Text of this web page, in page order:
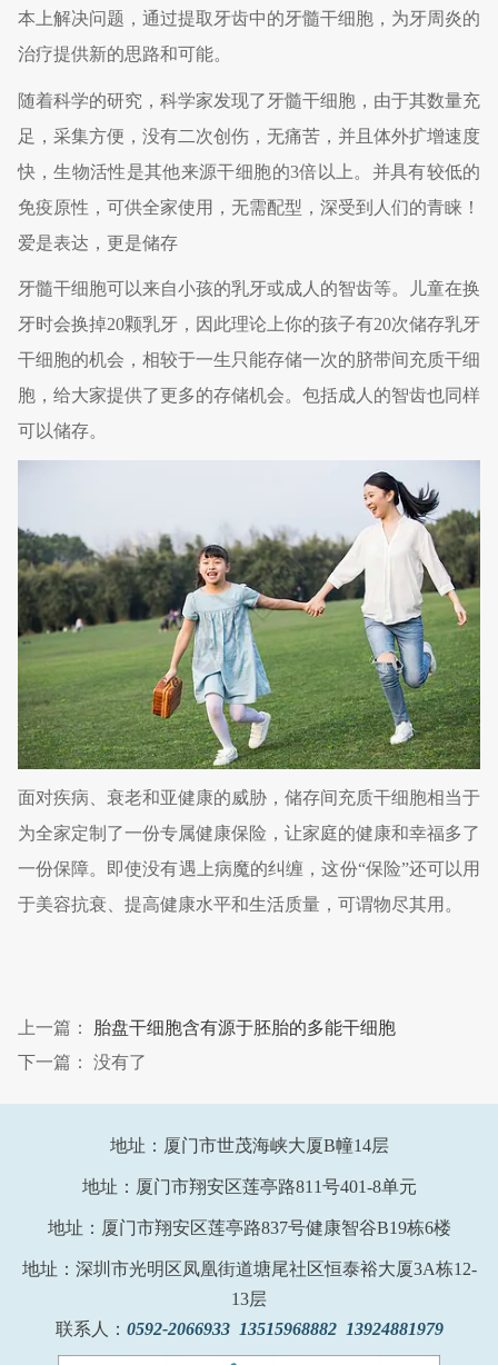
本上解决问题，通过提取牙齿中的牙髓干细胞，为牙周炎的
治疗提供新的思路和可能。
随着科学的研究，科学家发现了牙髓干细胞，由于其数量充
足，采集方便，没有二次创伤，无痛苦，并且体外扩增速度
快，生物活性是其他来源干细胞的3倍以上。并具有较低的
免疫原性，可供全家使用，无需配型，深受到人们的青睐！
爱是表达，更是储存
牙髓干细胞可以来自小孩的乳牙或成人的智齿等。儿童在换
牙时会换掉20颗乳牙，因此理论上你的孩子有20次储存乳牙
干细胞的机会，相较于一生只能存储一次的脐带间充质干细
胞，给大家提供了更多的存储机会。包括成人的智齿也同样
可以储存。
面对疾病、衰老和亚健康的威胁，储存间充质干细胞相当于
为全家定制了一份专属健康保险，让家庭的健康和幸福多了
一份保障。即使没有遇上病魔的纠缠，这份“保险”还可以用
于美容抗衰、提高健康水平和生活质量，可谓物尽其用。
上一篇： 胎盘干细胞含有源于胚胎的多能干细胞
下一篇： 没有了
地址：厦门市世茂海峡大厦B幢14层
地址：厦门市翔安区莲亭路811号401-8单元
地址：厦门市翔安区莲亭路837号健康智谷B19栋6楼
地址：深圳市光明区凤凰街道塘尾社区恒泰裕大厦3A栋12-
13层
联系人： 0592-2066933 13515968882 13924881979